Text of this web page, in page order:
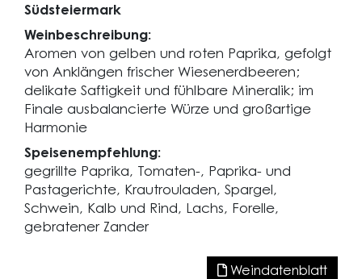
Südsteiermark
Weinbeschreibung:
Aromen von gelben und roten Paprika, gefolgt
von Anklängen frischer Wiesenerdbeeren;
delikate Saftigkeit und fühlbare Mineralik; im
Finale ausbalancierte Würze und großartige
Harmonie
Speisenempfehlung:
gegrillte Paprika, Tomaten-, Paprika- und
Pastagerichte, Krautrouladen, Spargel,
Schwein, Kalb und Rind, Lachs, Forelle,
gebratener Zander
Weindatenblatt